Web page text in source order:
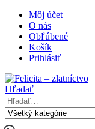
Môj účet
O nás
Obľúbené
Košík
Prihlásiť
Hľadať